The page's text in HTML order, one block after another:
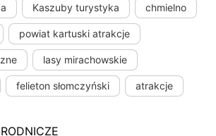
Kaszuby turystyka chmielno
powiat kartuski atrakcje
lasy mirachowskie
felieton słomczyński atrakcje